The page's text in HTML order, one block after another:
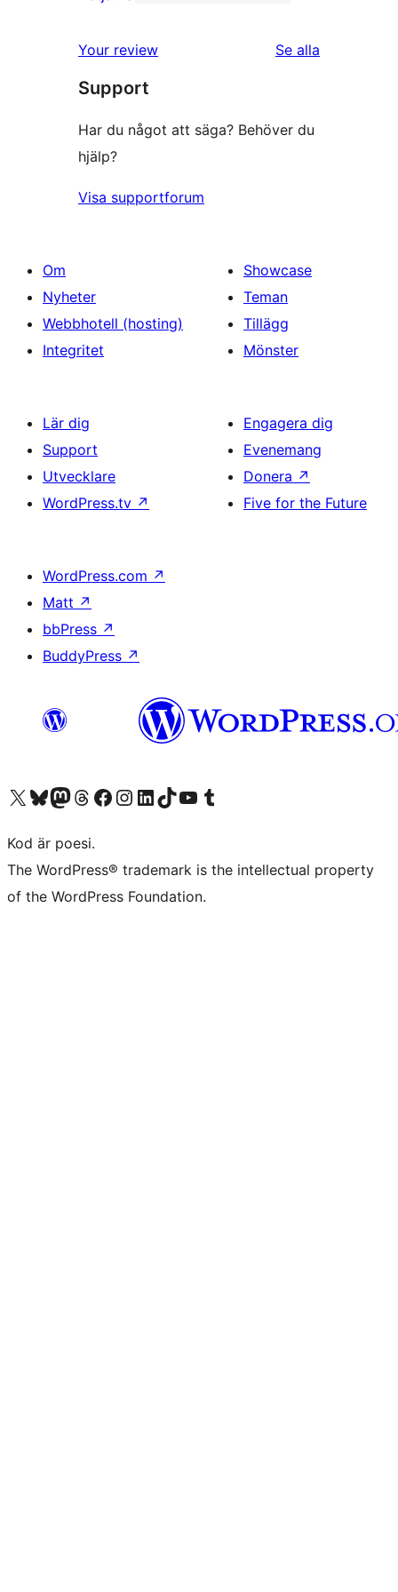
recensioner
stjärnig
recension
Your review Se alla
Support
Har du något att säga? Behöver du
hjälp?
Visa supportforum
Om
Nyheter
Webbhotell (hosting)
Integritet
Showcase
Teman
Tillägg
Mönster
Lär dig
Support
Utvecklare
WordPress.tv ↗
Engagera dig
Evenemang
Donera ↗
Five for the Future
WordPress.com ↗
Matt ↗
bbPress ↗
BuddyPress ↗
Besök vår X-konto (f.d. Twitter)
Besök vårt Bluesky-konto
Besök vårt Mastodon-konto
Besök vårt Thread-konto
Besök vår Facebook-sidaBesök vårt Instagram-konto
Besök vårt LinkedIn-konto
Besök vårt TikTok-konto
Besök vår YouTube-kanalBesök vårt Tumblr-konto
Kod är poesi.
The WordPress® trademark is the intellectual property
of the WordPress Foundation.